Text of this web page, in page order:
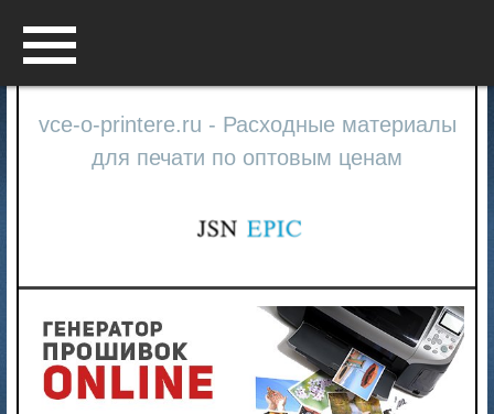
vce-o-printere.ru - Расходные материалы
для печати по оптовым ценам